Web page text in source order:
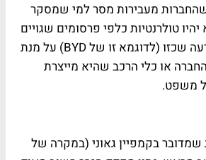
מעבירות מסר למי שמסקר
יהיו טולרנטיות כלפי פרסומים שגויים
שכזו (לדוגמא זו שלBYD) על מנת
או כלי הרכב שהיא מייצרת
משפט.
בקמפיין גאוני (במקרה של